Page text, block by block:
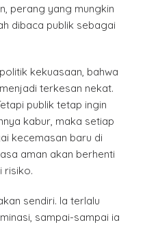
perang yang mungkin
dibaca publik sebagai
kekuasaan, bahwa
terkesan nekat.
publik tetap ingin
kabur, maka setiap
kecemasan baru di
aman akan berhenti
risiko.
sendiri. Ia terlalu
sampai-sampai ia